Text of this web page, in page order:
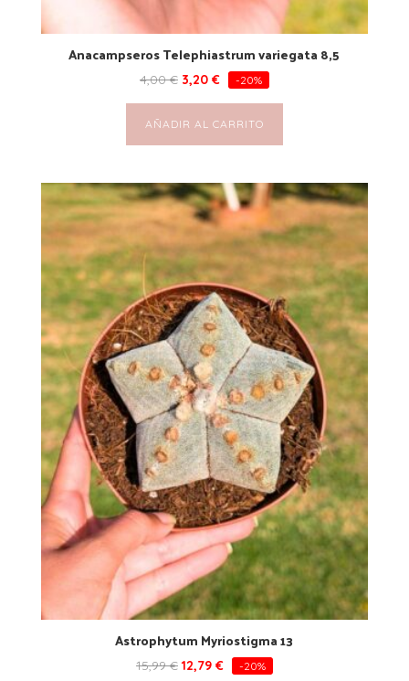
Anacampseros Telephiastrum variegata 8,5
4,00€ 3,20 € -20%
AÑADIR AL CARRITO
Astrophytum Myriostigma 13
15,99€ 12,79 € -20%